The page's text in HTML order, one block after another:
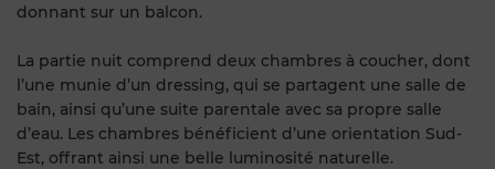
donnant sur un balcon.
La partie nuit comprend deux chambres à coucher, dont
l’une munie d’un dressing, qui se partagent une salle de
bain, ainsi qu’une suite parentale avec sa propre salle
d’eau. Les chambres bénéficient d’une orientation Sud-
Est, offrant ainsi une belle luminosité naturelle.